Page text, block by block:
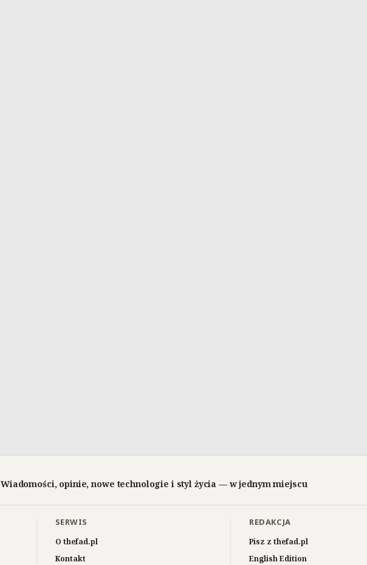
Wiadomości, opinie, nowe technologie i styl życia — w jednym miejscu
SERWIS
O thefad.pl
Kontakt
REDAKCJA
Pisz z thefad.pl
English Edition